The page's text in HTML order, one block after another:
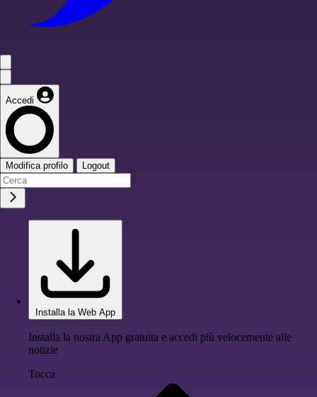
Accedi
Modifica profilo Logout
Installa la Web App
Installa la nostra App gratuita e accedi più velocemente alle
notizie
Tocca